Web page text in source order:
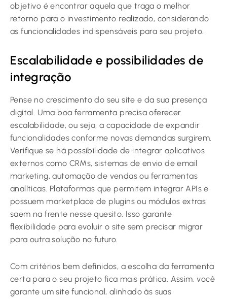
objetivo é encontrar aquela que traga o melhor
retorno para o investimento realizado, considerando
as funcionalidades indispensáveis para seu projeto.
Escalabilidade e possibilidades de
integração
Pense no crescimento do seu site e da sua presença
digital. Uma boa ferramenta precisa oferecer
escalabilidade, ou seja, a capacidade de expandir
funcionalidades conforme novas demandas surgirem.
Verifique se há possibilidade de integrar aplicativos
externos como CRMs, sistemas de envio de email
marketing, automação de vendas ou ferramentas
analíticas. Plataformas que permitem integrar APIs e
possuem marketplace de plugins ou módulos extras
saem na frente nesse quesito. Isso garante
flexibilidade para evoluir o site sem precisar migrar
para outra solução no futuro.
Com critérios bem definidos, a escolha da ferramenta
certa para o seu projeto fica mais prática. Assim, você
garante um site funcional, alinhado às suas